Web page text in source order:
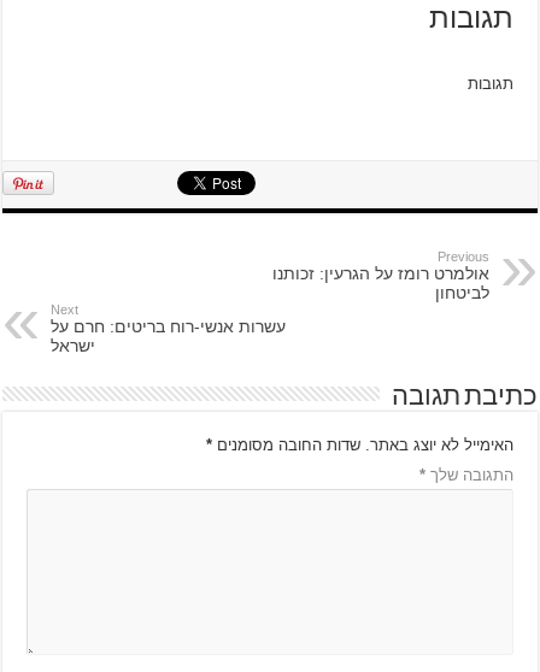
תגובות
תגובות
Previous
אולמרט רומז על הגרעין: זכותנו
לביטחון
Next
עשרות אנשי-רוח בריטים: חרם על
ישראל
כתיבת תגובה
האימייל לא יוצג באתר. שדות החובה מסומנים*
התגובה שלך*